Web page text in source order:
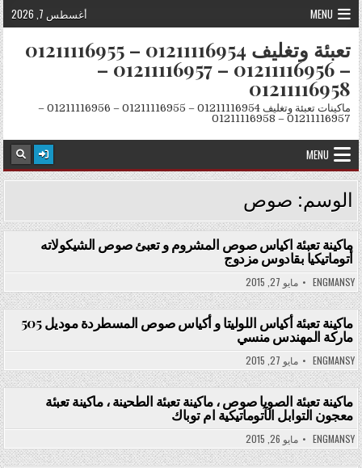
Skip to content
MENU أغسطس 7, 2026
تعبئة وتغليف 01211116954 – 01211116955
– 01211116956 – 01211116957 –
01211116958
ماكينات تعبئة وتغليف 01211116954 – 01211116955 – 01211116956 –
01211116957 – 01211116958
MENU
الوسم: صوص
Posted in
ماكينة تعبئة اكياس صوص المشروم و تعبئ صوص الشيكولاته
أتوماتيكيا بقادوس مزدوج
ENGMANSY مايو 27, 2015
Posted in
ماكينة تعبئة أكياس اللوليتا و أكياس صوص المسطردة موديل 505
ماركة المهندس منسي
ENGMANSY مايو 27, 2015
Posted in
ماكينة تعبئة الصويا صوص ، ماكينة تعبئة الطحينة ، ماكينة تعبئة
معجون التوابل الآتوماتيكية ام توباك
ENGMANSY مايو 26, 2015